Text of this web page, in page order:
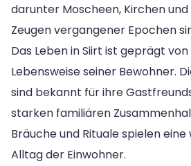
darunter Moscheen, Kirchen und
Zeugen vergangener Epochen
Das Leben in Siirt ist geprägt
Lebensweise seiner Bewohner.
sind bekannt für ihre
starken familiären
Bräuche und Rituale spielen
Alltag der Einwohner.